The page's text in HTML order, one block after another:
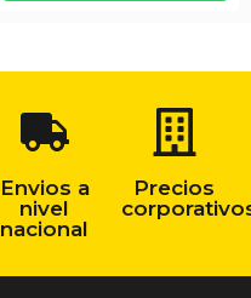
Envios a
nivel
nacional
Precios